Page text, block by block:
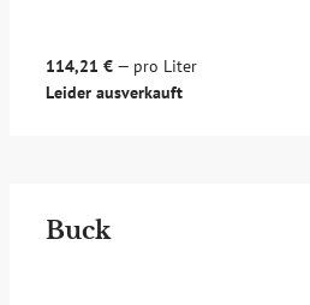
114,21 € — pro Liter
Leider ausverkauft
Buck